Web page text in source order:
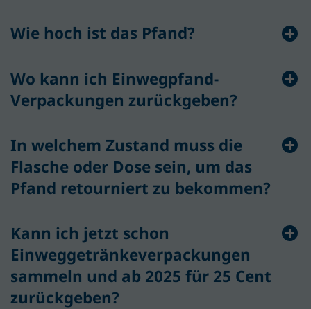
Wie hoch ist das Pfand?
Wo kann ich Einwegpfand-
Verpackungen zurückgeben?
In welchem Zustand muss die
Flasche oder Dose sein, um das
Pfand retourniert zu bekommen?
Kann ich jetzt schon
Einweggetränkeverpackungen
sammeln und ab 2025 für 25 Cent
zurückgeben?